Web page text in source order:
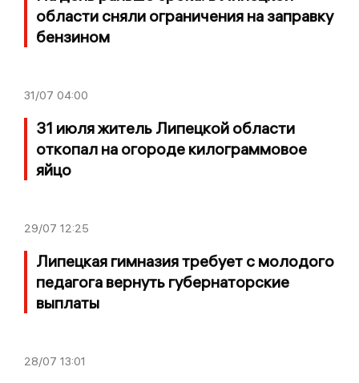
области сняли ограничения на заправку
бензином
31/07 04:00
31 июля житель Липецкой области
откопал на огороде килограммовое
яйцо
29/07 12:25
Липецкая гимназия требует с молодого
педагога вернуть губернаторские
выплаты
28/07 13:01